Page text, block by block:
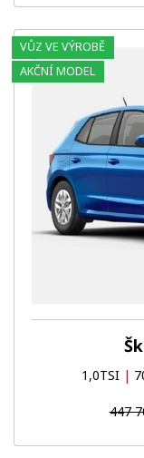
1,0TSI |
447
VŮZ VE VÝROBĚ
AKČNÍ MODEL